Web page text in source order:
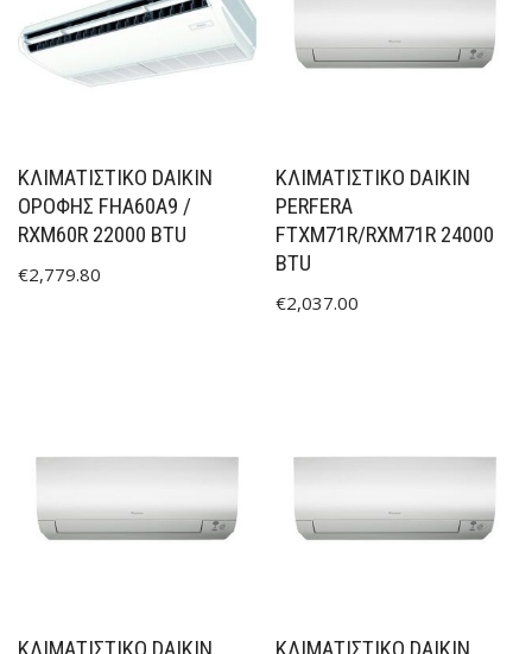
ΚΛΙΜΑΤΙΣΤΙΚΟ DAIKIN
ΟΡΟΦΗΣ FHA60A9 /
RXM60R 22000 BTU
€2,779.80
ΚΛΙΜΑΤΙΣΤΙΚΟ DAIKIN
PERFERA
FTXM71R/RXM71R 24000
BTU
€2,037.00